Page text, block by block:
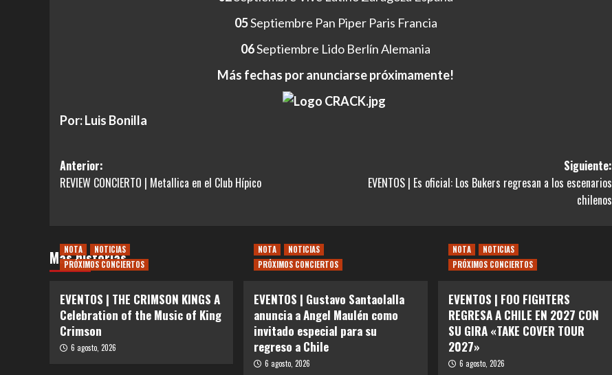
05Septiembre Pan Piper Paris Francia
06Septiembre Lido Berlín Alemania
Más fechas por anunciarse próximamente!
Por: Luis Bonilla
Navegación
de
Anterior:
REVIEW CONCIERTO | Metallica en el Club Hípico
Siguiente:
EVENTOS | Es oficial: Los Bukers regresan a los escenarios
chilenos
Más historias
NOTA
NOTICIAS
PRÓXIMOS CONCIERTOS
EVENTOS | THE CRIMSON KINGS A
Celebration of the Music of King
Crimson
6 agosto, 2026
NOTA
NOTICIAS
PRÓXIMOS CONCIERTOS
EVENTOS | Gustavo Santaolalla
anuncia a Angel Maulén como
invitado especial para su
regreso a Chile
6 agosto, 2026
NOTA
NOTICIAS
PRÓXIMOS CONCIERTOS
EVENTOS | FOO FIGHTERS
REGRESA A CHILE EN 2027 CON
SU GIRA «TAKE COVER TOUR
2027»
6 agosto, 2026